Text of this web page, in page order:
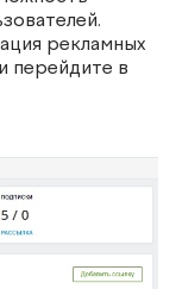
рекламных
перейдите в